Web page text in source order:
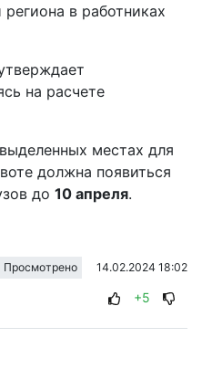
в работниках
на расчете
местах для
должна появиться
до 10 апреля.
Просмотрено 14.02.2024 18:02
+5